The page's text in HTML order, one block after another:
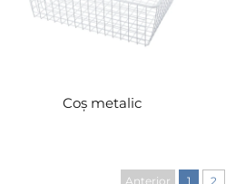
Coș metalic
Anterior 1 2